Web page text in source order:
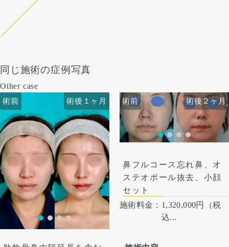
同じ施術の症例写真
Other case
術前 術後１ヶ月 術前 術後１ヶ月
術前 術後２ヶ月 術前 術後２ヶ月
鼻フルコース忘れ鼻、オ
ステオポール抜去、小顔
セット
施術料金： 1,320,000円（税
込...